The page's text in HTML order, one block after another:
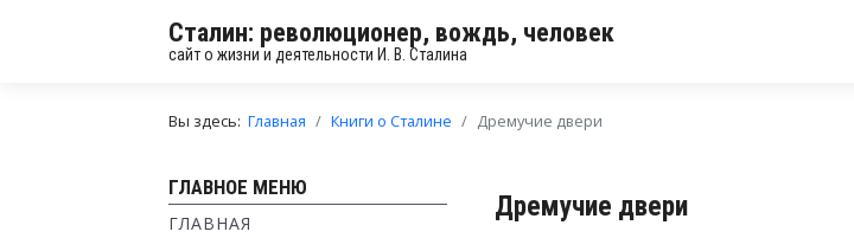
Сталин: революционер, вождь, человек
сайт о жизни и деятельности И. В. Сталина
Вы здесь: Главная Книги о Сталине Дремучие двери
ГЛАВНОЕ МЕНЮ
ГЛАВНАЯ
Дремучие двери